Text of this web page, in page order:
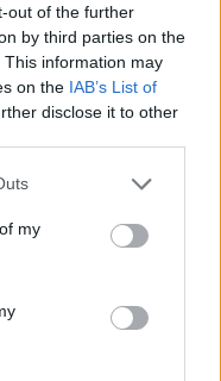
out of the further
by third parties on the
This information may
on the IAB’s List of
disclose it to other
one or more Google
You may click to
third-party tags to
in below Google
my
kérni fog egy E
ami jó esetben fél
egy évre is.
érkezik vissza, egy
lehet, ha
hivatalnak a
a védettség.
otthon
meg kell állapodni
munkaidőt